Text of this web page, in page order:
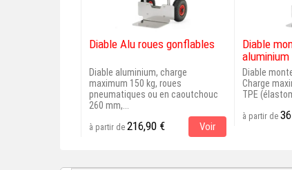
Diable Alu roues gonflables
Diable aluminium, charge
maximum 150 kg, roues
pneumatiques ou en caoutchouc
260 mm,...
à partir de216,90 € Voir
Diable
aluminium
Diable
Charge
TPE
à partir de